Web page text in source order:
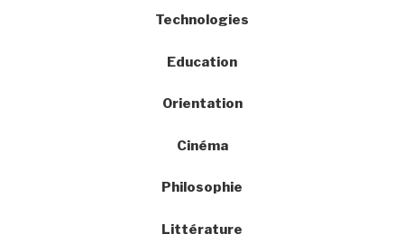
Technologies
Education
Orientation
Cinéma
Philosophie
Littérature